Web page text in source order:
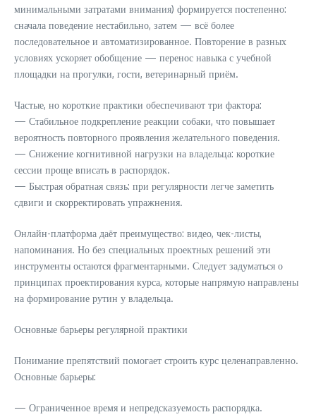
минимальными затратами внимания) формируется постепенно:
сначала поведение нестабильно, затем — всё более
последовательное и автоматизированное. Повторение в разных
условиях ускоряет обобщение — перенос навыка с учебной
площадки на прогулки, гости, ветеринарный приём.
Частые, но короткие практики обеспечивают три фактора:
— Стабильное подкрепление реакции собаки, что повышает
вероятность повторного проявления желательного поведения.
— Снижение когнитивной нагрузки на владельца: короткие
сессии проще вписать в распорядок.
— Быстрая обратная связь: при регулярности легче заметить
сдвиги и скорректировать упражнения.
Онлайн-платформа даёт преимущество: видео, чек-листы,
напоминания. Но без специальных проектных решений эти
инструменты остаются фрагментарными. Следует задуматься о
принципах проектирования курса, которые напрямую направлены
на формирование рутин у владельца.
Основные барьеры регулярной практики
Понимание препятствий помогает строить курс целенаправленно.
Основные барьеры:
— Ограниченное время и непредсказуемость распорядка.